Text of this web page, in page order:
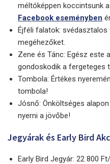
méltóképpen koccintsunk
Facebook eseményben
Éjféli falatok:
megéhezőket.
Zene és Tánc: Egész este
gondoskodik a fergeteges
Tombola: Értékes
tombola!
Jósnő: Önköltséges
nyerni a jövőbe!
Jegyárak és Early Bird
Early Bird Jegyár: 22 800